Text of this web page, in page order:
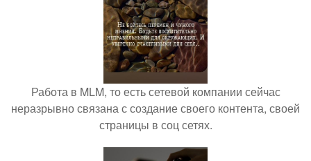
Работа в MLM, то есть сетевой компании сейчас
неразрывно связана с создание своего контента, своей
страницы в соц сетях.